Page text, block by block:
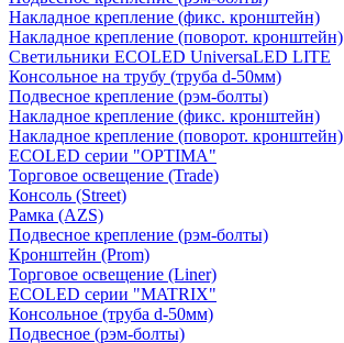
Накладное крепление (фикс. кронштейн)
Накладное крепление (поворот. кронштейн)
Светильники ECOLED UniversaLED LITE
Консольное на трубу (труба d-50мм)
Подвесное крепление (рэм-болты)
Накладное крепление (фикс. кронштейн)
Накладное крепление (поворот. кронштейн)
ECOLED серии "OPTIMA"
Торговое освещение (Trade)
Консоль (Street)
Рамка (AZS)
Подвесное крепление (рэм-болты)
Кронштейн (Prom)
Торговое освещение (Liner)
ECOLED серии "MATRIX"
Консольное (труба d-50мм)
Подвесное (рэм-болты)